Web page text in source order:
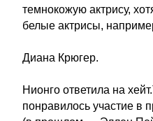
темнокожую актрису,
белые актрисы,
Диана Крюгер.
Нионго ответила на
понравилось участие в